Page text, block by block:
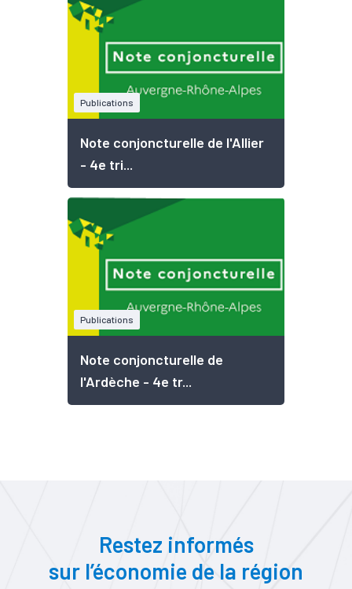
Publications
Note conjoncturelle de l'Allier
- 4e tri...
Publications
Note conjoncturelle de
l'Ardèche - 4e tr...
Restez informés
sur l’économie de la région